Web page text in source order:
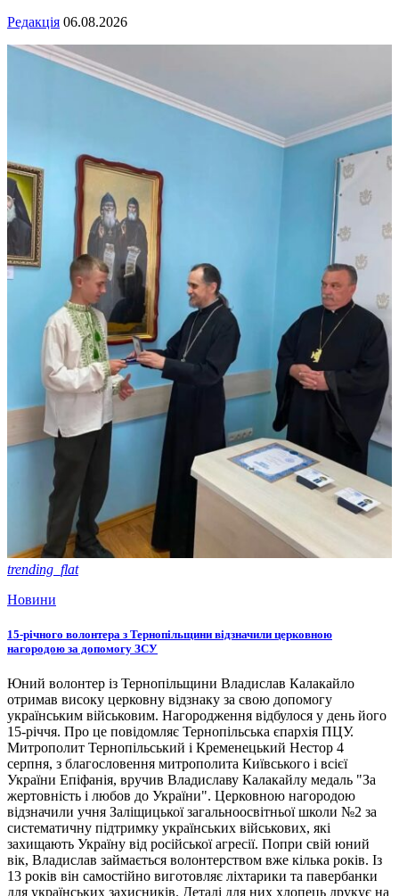
Редакція 06.08.2026
trending_flat
Новини
15-річного волонтера з Тернопільщини відзначили церковною
нагородою за допомогу ЗСУ
Юний волонтер із Тернопільщини Владислав Калакайло
отримав високу церковну відзнаку за свою допомогу
українським військовим. Нагородження відбулося у день його
15-річчя. Про це повідомляє Тернопільська єпархія ПЦУ.
Митрополит Тернопільський і Кременецький Нестор 4
серпня, з благословення митрополита Київського і всієї
України Епіфанія, вручив Владиславу Калакайлу медаль "За
жертовність і любов до України". Церковною нагородою
відзначили учня Заліщицької загальноосвітньої школи №2 за
систематичну підтримку українських військових, які
захищають Україну від російської агресії. Попри свій юний
вік, Владислав займається волонтерством вже кілька років. Із
13 років він самостійно виготовляє ліхтарики та павербанки
для українських захисників. Деталі для них хлопець друкує на